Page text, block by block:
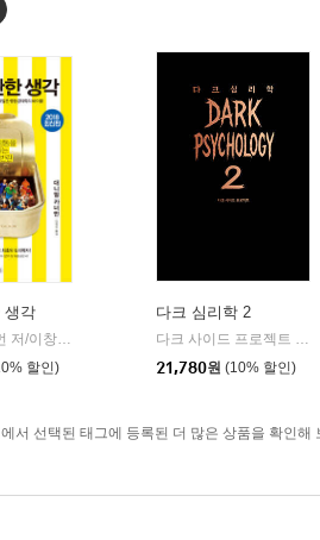
생각
대니얼 카너먼 저/이창신 역
할인)
다크 심리학 2
다크 사이드 프로젝트 저
21,780원 (10% 할인)
서 선택된 태그에 등록된 더 많은 상품을 확인해